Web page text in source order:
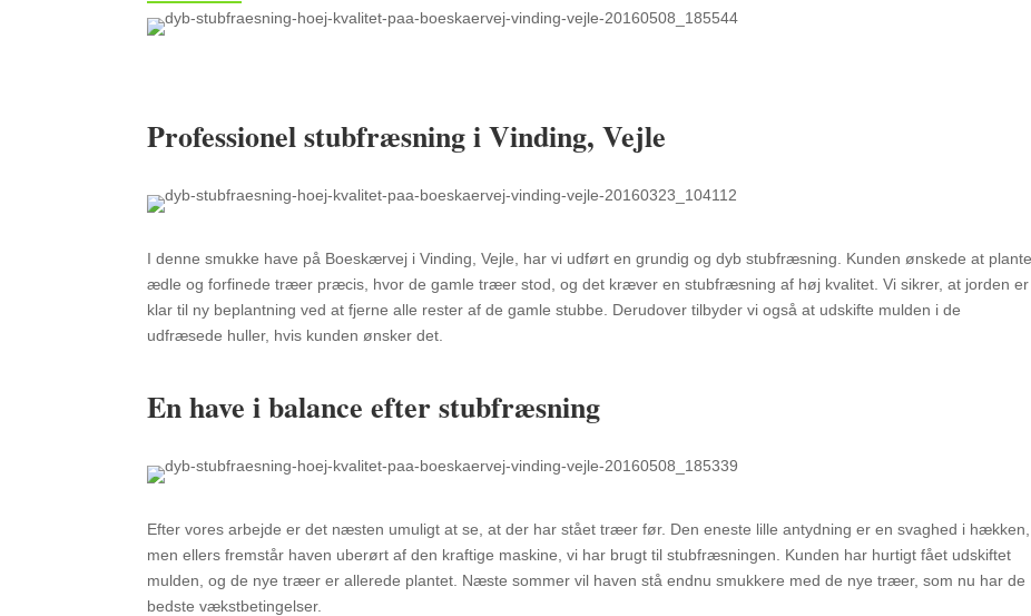
Professionel stubfræsning i Vinding, Vejle
I denne smukke have på Boeskærvej i Vinding, Vejle, har vi udført en grundig og dyb stubfræsning. Kunden ønskede at plante
ædle og forfinede træer præcis, hvor de gamle træer stod, og det kræver en stubfræsning af høj kvalitet. Vi sikrer, at jorden er
klar til ny beplantning ved at fjerne alle rester af de gamle stubbe. Derudover tilbyder vi også at udskifte mulden i de
udfræsede huller, hvis kunden ønsker det.
En have i balance efter stubfræsning
Efter vores arbejde er det næsten umuligt at se, at der har stået træer før. Den eneste lille antydning er en svaghed i hækken,
men ellers fremstår haven uberørt af den kraftige maskine, vi har brugt til stubfræsningen. Kunden har hurtigt fået udskiftet
mulden, og de nye træer er allerede plantet. Næste sommer vil haven stå endnu smukkere med de nye træer, som nu har de
bedste vækstbetingelser.